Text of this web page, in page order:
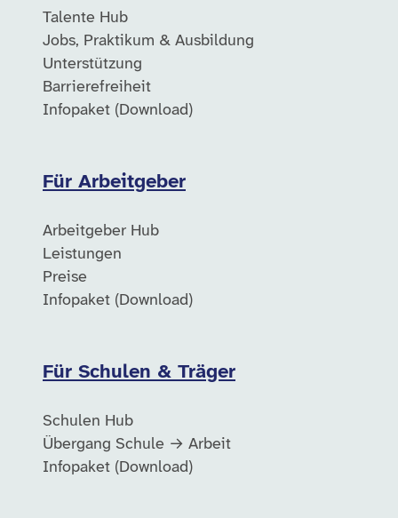
Talente Hub
Jobs, Praktikum & Ausbildung
Unterstützung
Barrierefreiheit
Infopaket (Download)
Für Arbeitgeber
Arbeitgeber Hub
Leistungen
Preise
Infopaket (Download)
Für Schulen & Träger
Schulen Hub
Übergang Schule → Arbeit
Infopaket (Download)